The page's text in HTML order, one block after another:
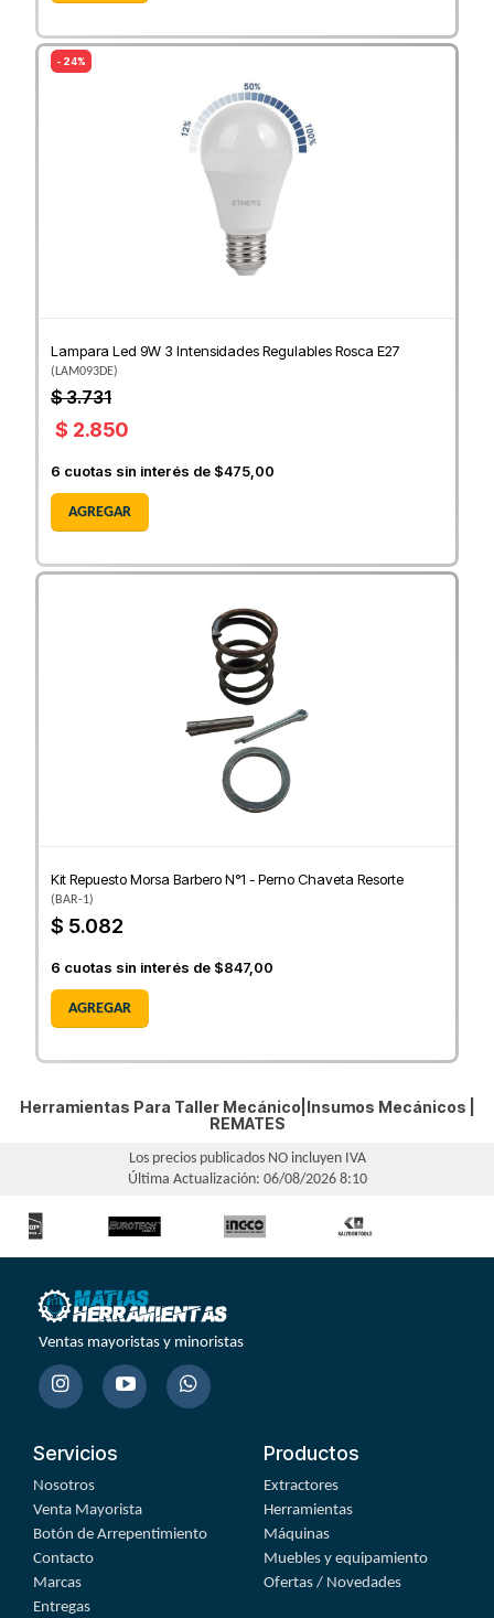
- 24%
Lampara Led 9W 3 Intensidades Regulables Rosca E27
(LAM093DE)
$ 3.731
$ 2.850
6 cuotas sin interés de $475,00
AGREGAR
Kit Repuesto Morsa Barbero N°1 - Perno Chaveta Resorte
(BAR-1)
$ 5.082
6 cuotas sin interés de $847,00
AGREGAR
Herramientas Para Taller Mecánico|Insumos Mecánicos |
REMATES
Los precios publicados NO incluyen IVA
Última Actualización: 06/08/2026 8:10
Ventas mayoristas y minoristas
Servicios
Nosotros
Venta Mayorista
Botón de Arrepentimiento
Contacto
Marcas
Entregas
Productos
Extractores
Herramientas
Máquinas
Muebles y equipamiento
Ofertas / Novedades